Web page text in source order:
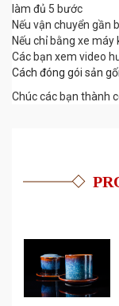
làm đủ 5 bước
Nếu vận chuyển gần
Nếu chỉ bằng xe
Các bạn xem video
Cách đóng gói sản
Chúc các bạn thành